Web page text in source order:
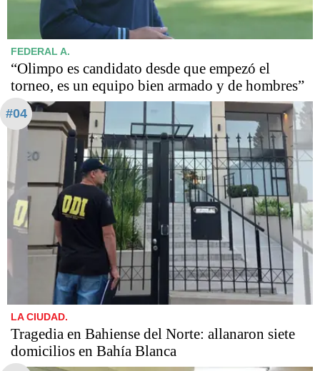
FEDERAL A.
“Olimpo es candidato desde que empezó el
torneo, es un equipo bien armado y de hombres”
#04
LA CIUDAD.
Tragedia en Bahiense del Norte: allanaron siete
domicilios en Bahía Blanca